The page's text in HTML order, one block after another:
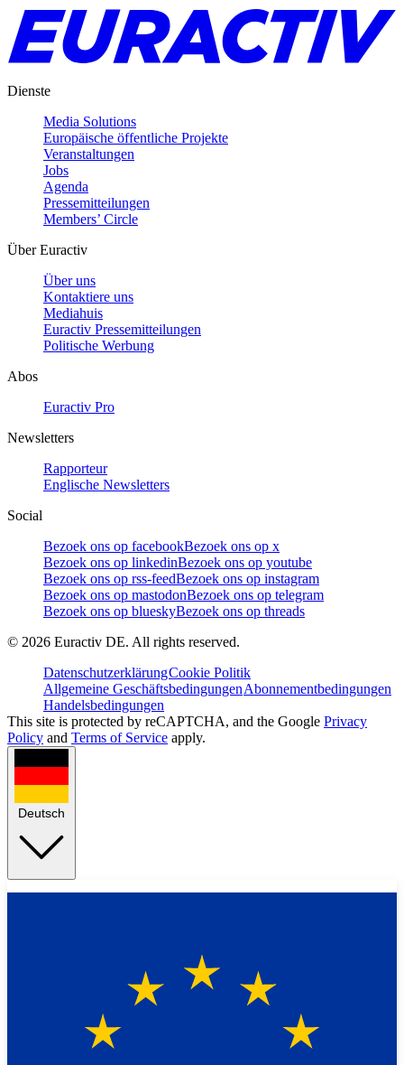
Dienste
Media Solutions
Europäische öffentliche Projekte
Veranstaltungen
Jobs
Agenda
Pressemitteilungen
Members’ Circle
Über Euractiv
Über uns
Kontaktiere uns
Mediahuis
Euractiv Pressemitteilungen
Politische Werbung
Abos
Euractiv Pro
Newsletters
Rapporteur
Englische Newsletters
Social
Bezoek ons op facebookBezoek ons op x
Bezoek ons op linkedinBezoek ons op youtube
Bezoek ons op rss-feedBezoek ons op instagram
Bezoek ons op mastodonBezoek ons op telegram
Bezoek ons op blueskyBezoek ons op threads
© 2026 Euractiv DE. All rights reserved.
DatenschutzerklärungCookie Politik
Allgemeine GeschäftsbedingungenAbonnementbedingungen
Handelsbedingungen
This site is protected by reCAPTCHA, and the Google Privacy
Policy and Terms of Service apply.
Deutsch